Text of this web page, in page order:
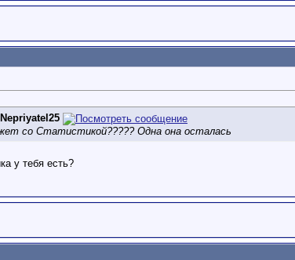
Nepriyatel25
со Статистикой????? Одна она осталась
у тебя есть?